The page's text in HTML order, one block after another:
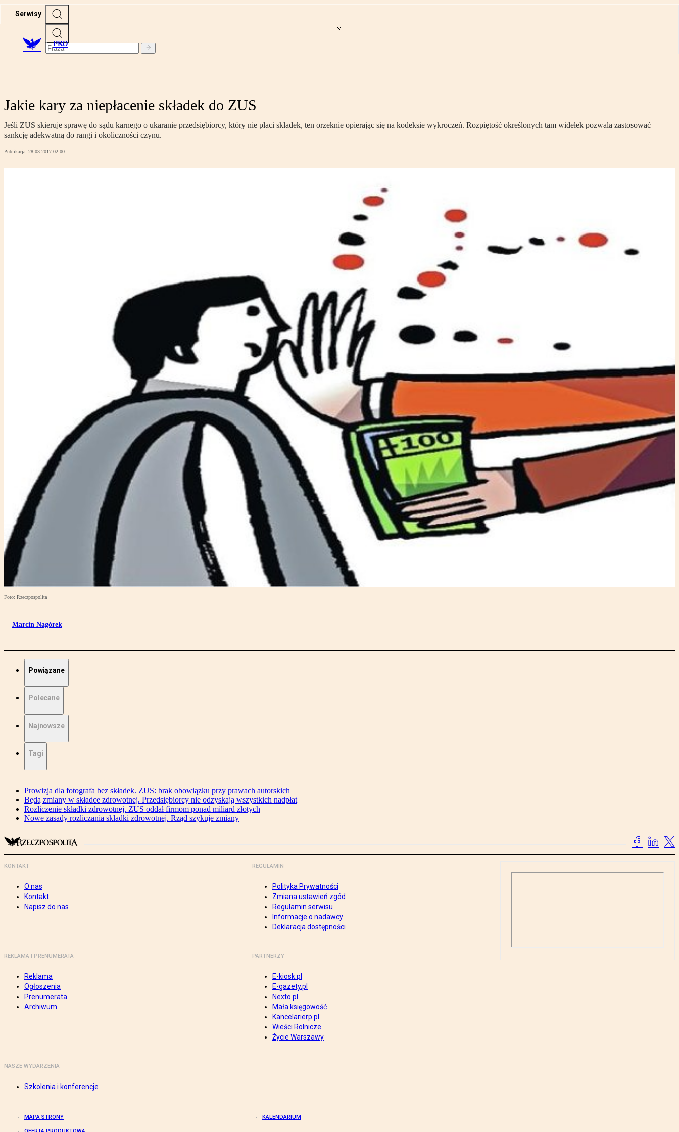
Serwisy
PRO
Jakie kary za niepłacenie składek do ZUS
Jeśli ZUS skieruje sprawę do sądu karnego o ukaranie przedsiębiorcy, który nie płaci składek, ten orzeknie opierając się na kodeksie wykroczeń. Rozpiętość określonych tam widełek pozwala zastosować
sankcję adekwatną do rangi i okoliczności czynu.
Publikacja: 28.03.2017 02:00
Foto: Rzeczpospolita
Marcin Nagórek
Powiązane
Polecane
Najnowsze
Tagi
Prowizja dla fotografa bez składek. ZUS: brak obowiązku przy prawach autorskich
Będą zmiany w składce zdrowotnej. Przedsiębiorcy nie odzyskają wszystkich nadpłat
Rozliczenie składki zdrowotnej. ZUS oddał firmom ponad miliard złotych
Nowe zasady rozliczania składki zdrowotnej. Rząd szykuje zmiany
KONTAKT
O nas
Kontakt
Napisz do nas
REGULAMIN
Polityka Prywatności
Zmiana ustawień zgód
Regulamin serwisu
Informacje o nadawcy
Deklaracja dostępności
REKLAMA I PRENUMERATA
Reklama
Ogłoszenia
Prenumerata
Archiwum
PARTNERZY
E-kiosk.pl
E-gazety.pl
Nexto.pl
Mała księgowość
Kancelarierp.pl
Wieści Rolnicze
Życie Warszawy
NASZE WYDARZENIA
Szkolenia i konferencje
MAPA STRONY KALENDARIUM